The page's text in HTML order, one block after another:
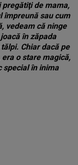
pregătiţi de mama,
împreună sau cum
vedeam că ninge
în zăpada
Chiar dacă pe
o stare magică,
special în inima